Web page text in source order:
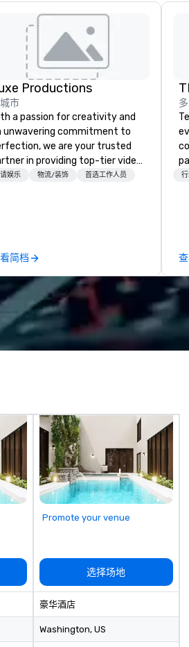
Productions
市
a passion for creativity and
unwavering commitment to
we are your trusted
in providing top-tier video,
and lighting solutions for
professionals brings
and expertise to every
With state-of-the-art
a keen eye for design,
a dedication to customer
Luxe Productions
that your event will be a
way possible.
the difference with
Productions and elevate
event to new heights of
and sophistication.
娱乐 物流/装饰 首选工作人员
简档
Promote your venue
选择场地
豪华酒店
Washington, US